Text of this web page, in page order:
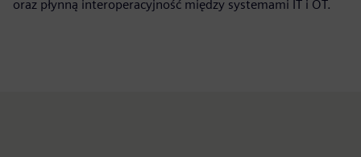
oraz płynną interoperacyjność między systemami IT i OT.